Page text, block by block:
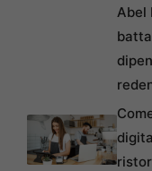
Abel